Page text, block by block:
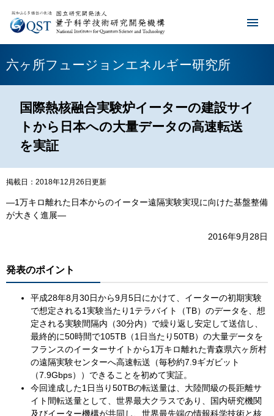
六ヶ所フュージョンエネルギー研究所
国際熱核融合実験炉イーターの建設サイ
トから日本への大量データの高速転送
を実証
掲載日：2018年12月26日更新
―1万キロ離れた日本からのイーター遠隔実験実現に向けた基盤整備
が大きく進展―
2016年9月28日
発表のポイント
平成28年8月30日から9月5日にかけて、イーターの初期実験
で想定される1実験当たり1テラバイト（TB）のデータを、想
定される実験間隔内（30分内）で繰り返し安定して送信し、
最終的に50時間で105TB（1日当たり50TB）の大量データを
フランスのイーターサイトから1万キロ離れた青森県六ヶ所村
の遠隔実験センターへ高速転送（毎秒約7.9ギガビット
（7.9Gbps））できることを初めて実証。
今回達成した1日当り50TBの転送量は、大陸間級の長距離サ
イト間転送量として、世界最大クラスであり、国内研究機関
及びイーター機構が共同し、世界最先端の情報科学技術と核